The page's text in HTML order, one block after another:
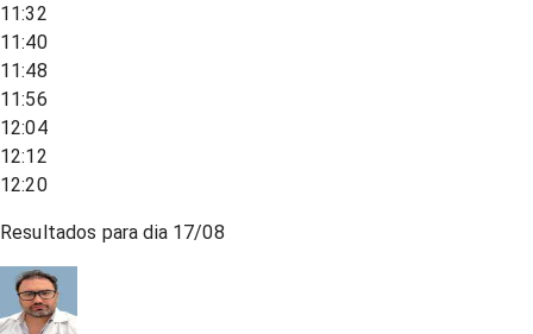
11:32
11:40
11:48
11:56
12:04
12:12
12:20
Resultados para dia 17/08